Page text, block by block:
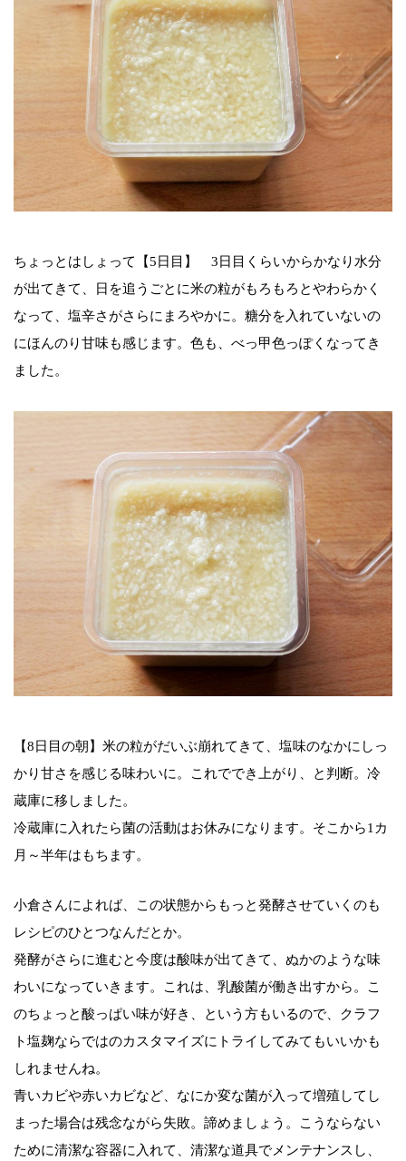
ちょっとはしょって【5日目】 3日目くらいからかなり水分
が出てきて、日を追うごとに米の粒がもろもろとやわらかく
なって、塩辛さがさらにまろやかに。糖分を入れていないの
にほんのり甘味も感じます。色も、べっ甲色っぽくなってき
ました。
【8日目の朝】米の粒がだいぶ崩れてきて、塩味のなかにしっ
かり甘さを感じる味わいに。これででき上がり、と判断。冷
蔵庫に移しました。
冷蔵庫に入れたら菌の活動はお休みになります。そこから1カ
月～半年はもちます。
小倉さんによれば、この状態からもっと発酵させていくのも
レシピのひとつなんだとか。
発酵がさらに進むと今度は酸味が出てきて、ぬかのような味
わいになっていきます。これは、乳酸菌が働き出すから。こ
のちょっと酸っぱい味が好き、という方もいるので、クラフ
ト塩麹ならではのカスタマイズにトライしてみてもいいかも
しれませんね。
青いカビや赤いカビなど、なにか変な菌が入って増殖してし
まった場合は残念ながら失敗。諦めましょう。こうならない
ために清潔な容器に入れて、清潔な道具でメンテナンスし、